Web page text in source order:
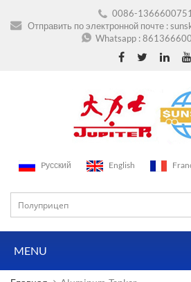
0086-
Отправить по электронной почте :
Whatsapp :
Pусский English
MENU